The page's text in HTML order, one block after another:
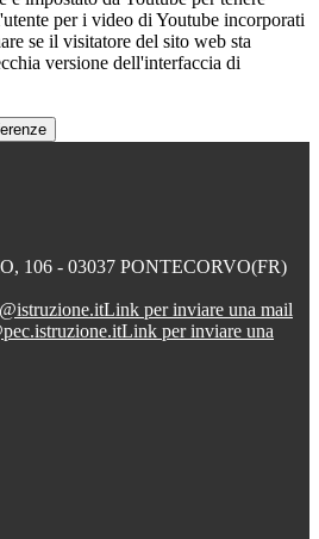
per i video di Youtube incorporati
se il visitatore del sito web sta
versione dell'interfaccia di
106 - 03037 PONTECORVO(FR)
Link per inviare una mail
Link per inviare una